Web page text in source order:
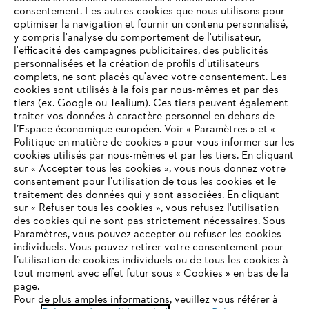
L'Entreprise
STIHL FAQ
Contact
Politique de protection des données
VOTRE NAVIGATEUR INTERNET
N'EST PLUS PRIS EN CHARGE
Vous utilisez un navigateur Internet que nous ne prenons plus
en charge, et certaines fonctionnalités de notre site ne
peuvent fonctionner correctement. Pour une utilisation
optimale de notre site, nous vous recommandons de passer à
consentement. Les autres cookies que nous utilisons pour
optimiser la navigation et fournir un contenu personnalisé,
y compris l'analyse du comportement de l'utilisateur,
l'efficacité des campagnes publicitaires, des publicités
personnalisées et la création de profils d'utilisateurs
complets, ne sont placés qu'avec votre consentement. Les
cookies sont utilisés à la fois par nous-mêmes et par des
tiers (ex. Google ou Tealium). Ces tiers peuvent également
traiter vos données à caractère personnel en dehors de
l’Espace économique européen. Voir « Paramètres » et «
Politique en matière de cookies » pour vous informer sur les
cookies utilisés par nous-mêmes et par les tiers. En cliquant
sur « Accepter tous les cookies », vous nous donnez votre
consentement pour l’utilisation de tous les cookies et le
traitement des données qui y sont associées. En cliquant
sur « Refuser tous les cookies », vous refusez l'utilisation
des cookies qui ne sont pas strictement nécessaires. Sous
Paramètres, vous pouvez accepter ou refuser les cookies
individuels. Vous pouvez retirer votre consentement pour
l’utilisation de cookies individuels ou de tous les cookies à
tout moment avec effet futur sous « Cookies » en bas de la
page.
Pour de plus amples informations, veuillez vous référer à